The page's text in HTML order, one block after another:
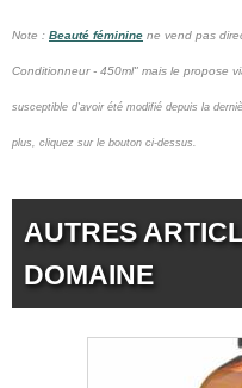
Note : Beauté féminine ne vend pas
Conditionneur - 450ml" mais le propose
susceptible d'avoir été modifié depuis la
plus, cliquez sur le bouton ci-dessus.
AUTRES
DOMAINE